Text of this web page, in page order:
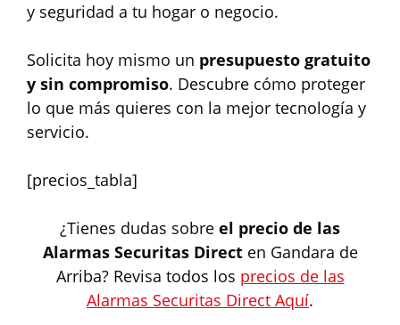
y seguridad a tu hogar o negocio.
Solicita hoy mismo un presupuesto gratuito
y sin compromiso. Descubre cómo proteger
lo que más quieres con la mejor tecnología y
servicio.
[precios_tabla]
¿Tienes dudas sobre el precio de las
Alarmas Securitas Directen Gandara de
Arriba? Revisa todos los precios de las
Alarmas Securitas Direct Aquí.